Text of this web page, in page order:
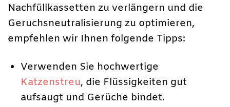
Nachfüllkassetten zu verlängern und die
Geruchsneutralisierung zu optimieren,
empfehlen wir Ihnen folgende Tipps:
Verwenden Sie hochwertige
Katzenstreu, die Flüssigkeiten gut
aufsaugt und Gerüche bindet.